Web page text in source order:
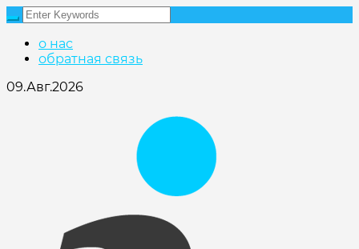
о нас
обратная связь
09.Авг.2026